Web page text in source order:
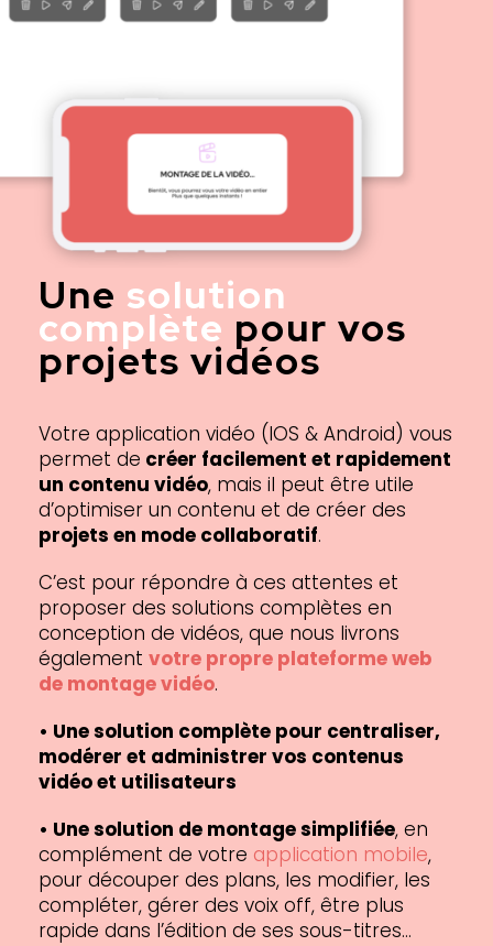
Une solution
complète pour vos
projets vidéos
Votre application vidéo (IOS & Android) vous
permet de créer facilement et rapidement
un contenu vidéo, mais il peut être utile
d’optimiser un contenu et de créer des
projets en mode collaboratif.
C’est pour répondre à ces attentes et
proposer des solutions complètes en
conception de vidéos, que nous livrons
également votre propre plateforme web
de montage vidéo.
• Une solution complète pour centraliser,
modérer et administrer vos contenus
vidéo et utilisateurs
• Une solution de montage simplifiée, en
complément de votre application mobile,
pour découper des plans, les modifier, les
compléter, gérer des voix off, être plus
rapide dans l’édition de ses sous-titres…